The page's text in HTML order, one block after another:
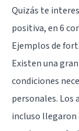
Quizás te
positiva, en 6
Ejemplos de
Existen una
condiciones
personales.
incluso llegaron